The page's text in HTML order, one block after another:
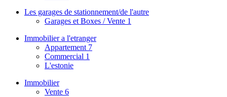
Les garages de stationnement/de l'autre
Garages et Boxes / Vente 1
Immobilier a l'etranger
Appartement 7
Commercial 1
L'estonie
Immobilier
Vente 6